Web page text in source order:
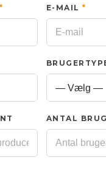
* E-MAIL *
ANTAL